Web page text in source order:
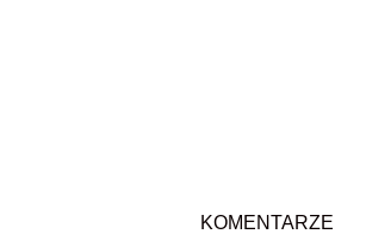
KOMENTARZE